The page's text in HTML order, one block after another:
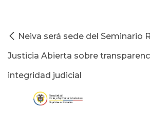
Neiva será sede del Seminario
Justicia Abierta sobre
integridad judicial